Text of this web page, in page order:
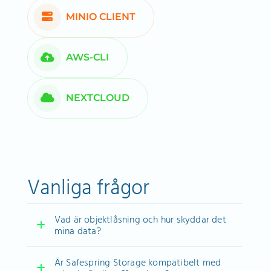
MINIO CLIENT
AWS-CLI
NEXTCLOUD
Vanliga frågor
Vad är objektlåsning och hur skyddar det
mina data?
Är Safespring Storage kompatibelt med